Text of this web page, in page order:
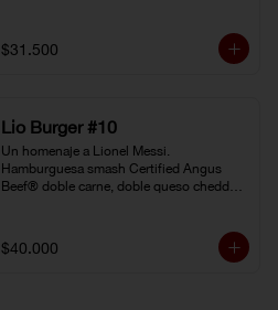
gochujang (pasta coreana de chiles rojos,
soya fermentada y harina de arroz).
$31.500
Lio Burger #10
Un homenaje a Lionel Messi.
Hamburguesa smash Certified Angus
Beef® doble carne, doble queso cheddar,
$40.000